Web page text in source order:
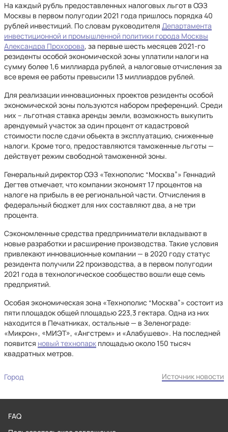
На каждый рубль предоставленных налоговых льгот в ОЭЗ
Москвы в первом полугодии 2021 года пришлось порядка 40
рублей инвестиций. По словам руководителя Департамента
инвестиционной и промышленной политики города Москвы
Александра Прохорова, за первые шесть месяцев 2021-го
резиденты особой экономической зоны уплатили налоги на
сумму более 1,6 миллиарда рублей, а налоговые отчисления за
все время ее работы превысили 13 миллиардов рублей.
Для реализации инновационных проектов резиденты особой
экономической зоны пользуются набором преференций. Среди
них – льготная ставка аренды земли, возможность выкупить
арендуемый участок за один процент от кадастровой
стоимости после сдачи объекта в эксплуатацию, сниженные
налоги. Кроме того, предоставляются таможенные льготы —
действует режим свободной таможенной зоны.
Генеральный директор ОЭЗ «Технополис “Москва”» Геннадий
Дегтев отмечает, что компании экономят 17 процентов на
налоге на прибыль в ее региональной части. Отчисления в
федеральный бюджет для них составляют два, а не три
процента.
Сэкономленные средства предприниматели вкладывают в
новые разработки и расширение производства. Такие условия
привлекают инновационные компании — в 2020 году статус
резидента получили 22 производства, а в первом полугодии
2021 года в технологическое сообщество вошли еще семь
предприятий.
Особая экономическая зона «Технополис “Москва”» состоит из
пяти площадок общей площадью 223,3 гектара. Одна из них
находится в Печатниках, остальные — в Зеленограде:
«Микрон», «МИЭТ», «Ангстрем» и «Алабушево». На последней
появится новый технопарк площадью около 150 тысяч
квадратных метров.
Город Источник новости
FAQ